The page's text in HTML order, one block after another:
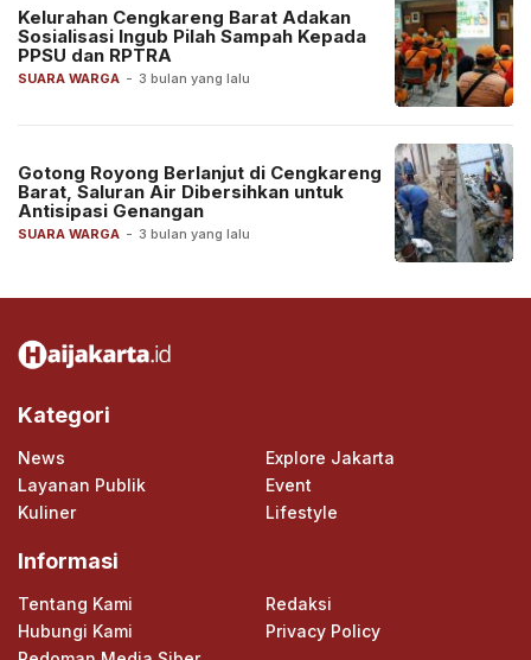
SUARA WARGA - 3 bulan yang lalu
Kelurahan Cengkareng Barat Adakan
Sosialisasi Ingub Pilah Sampah Kepada
PPSU dan RPTRA
SUARA WARGA - 3 bulan yang lalu
Gotong Royong Berlanjut di Cengkareng
Barat, Saluran Air Dibersihkan untuk
Antisipasi Genangan
Kategori
News
Explore Jakarta
Layanan Publik
Event
Kuliner
Lifestyle
Informasi
Tentang Kami
Redaksi
Hubungi Kami
Privacy Policy